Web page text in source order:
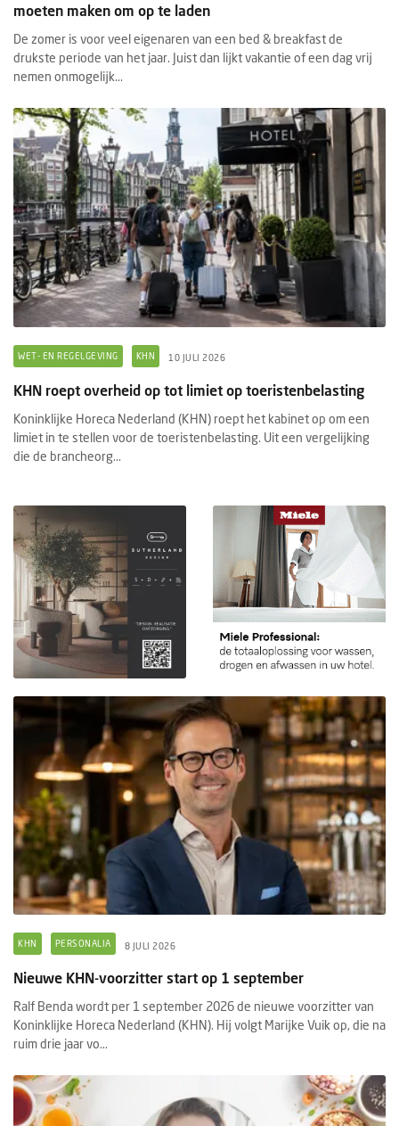
moeten maken om op te laden
De zomer is voor veel eigenaren van een bed & breakfast de
drukste periode van het jaar. Juist dan lijkt vakantie of een dag vrij
nemen onmogelijk...
WET- EN REGELGEVING KHN 10 JULI 2026
KHN roept overheid op tot limiet op toeristenbelasting
Koninklijke Horeca Nederland (KHN) roept het kabinet op om een
limiet in te stellen voor de toeristenbelasting. Uit een vergelijking
die de brancheorg...
KHN PERSONALIA 8 JULI 2026
Nieuwe KHN-voorzitter start op 1 september
Ralf Benda wordt per 1 september 2026 de nieuwe voorzitter van
Koninklijke Horeca Nederland (KHN). Hij volgt Marijke Vuik op, die na
ruim drie jaar vo...